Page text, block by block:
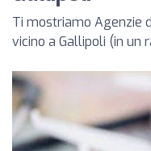
Ti mostriamo Agenzie
vicino a Gallipoli (in un